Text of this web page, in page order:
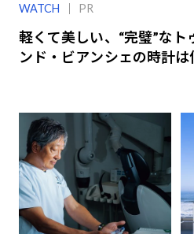
WATCH PR
軽くて美しい、“完璧”な
ンド・ビアンシェの時計は